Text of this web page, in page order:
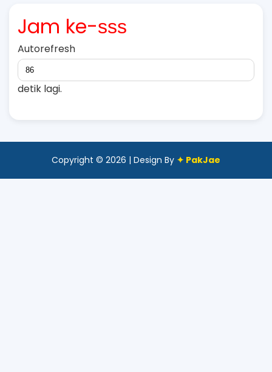
Jam ke-sss
Autorefresh
detik lagi.
Copyright © 2026 | Design By ✦ PakJae